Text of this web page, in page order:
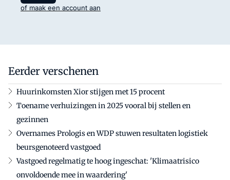
of maak een account aan
Eerder verschenen
Huurinkomsten Xior stijgen met 15 procent
Toename verhuizingen in 2025 vooral bij stellen en
gezinnen
Overnames Prologis en WDP stuwen resultaten logistiek
beursgenoteerd vastgoed
Vastgoed regelmatig te hoog ingeschat: 'Klimaatrisico
onvoldoende mee in waardering'